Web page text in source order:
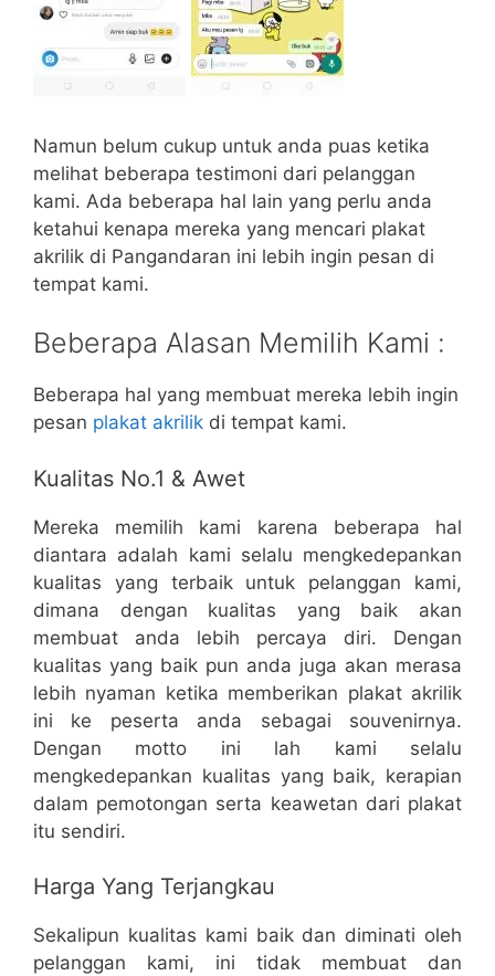
Namun belum cukup untuk anda puas ketika
melihat beberapa testimoni dari pelanggan
kami. Ada beberapa hal lain yang perlu anda
ketahui kenapa mereka yang mencari plakat
akrilik di Pangandaran ini lebih ingin pesan di
tempat kami.
Beberapa Alasan Memilih Kami :
Beberapa hal yang membuat mereka lebih ingin
pesan plakat akrilik di tempat kami.
Kualitas No.1 & Awet
Mereka memilih kami karena beberapa hal
diantara adalah kami selalu mengkedepankan
kualitas yang terbaik untuk pelanggan kami,
dimana dengan kualitas yang baik akan
membuat anda lebih percaya diri. Dengan
kualitas yang baik pun anda juga akan merasa
lebih nyaman ketika memberikan plakat akrilik
ini ke peserta anda sebagai souvenirnya.
Dengan motto ini lah kami selalu
mengkedepankan kualitas yang baik, kerapian
dalam pemotongan serta keawetan dari plakat
itu sendiri.
Harga Yang Terjangkau
Sekalipun kualitas kami baik dan diminati oleh
pelanggan kami, ini tidak membuat dan